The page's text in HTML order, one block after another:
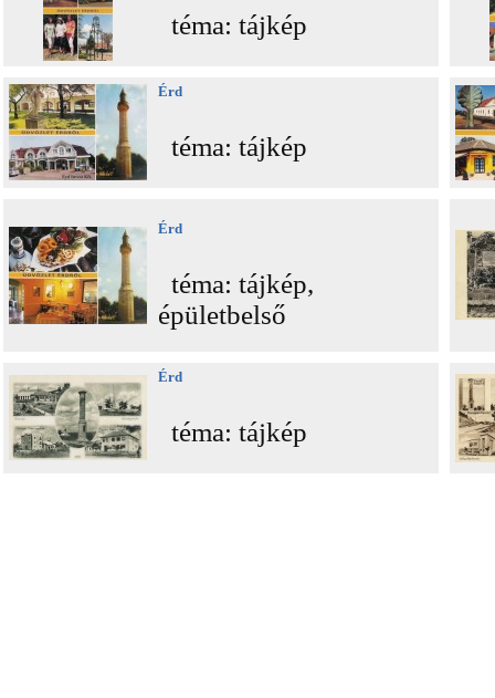
téma: tájkép
Érd
téma: tájkép
Érd
téma: tájkép,
épületbelső
Érd
téma: tájkép